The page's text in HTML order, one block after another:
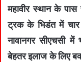
महावीर स्थान के
ट्रक के भिडंत में चार
नावानगर सीएचसी में
बेहतर इलाज के लिए